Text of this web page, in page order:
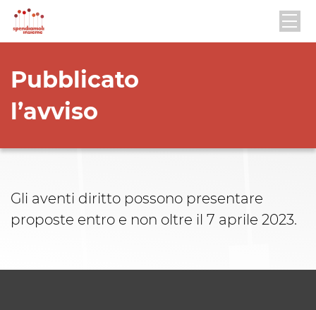
Pubblicato
l’avviso
Gli aventi diritto possono presentare
proposte entro e non oltre il 7 aprile 2023.